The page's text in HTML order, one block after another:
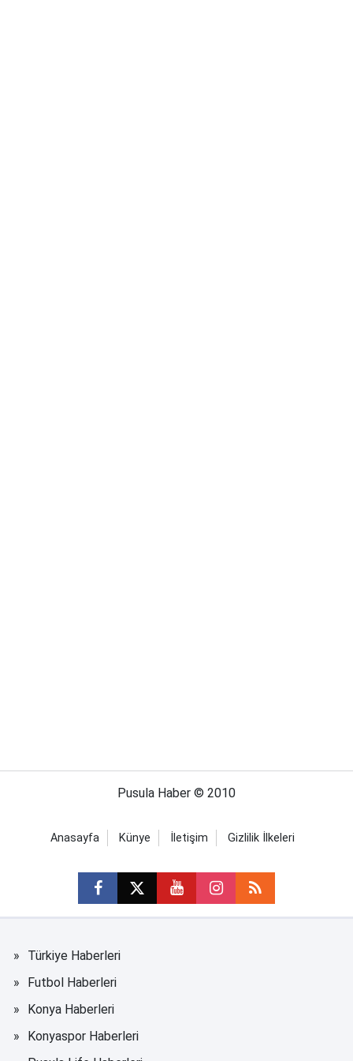
Pusula Haber © 2010
Anasayfa Künye İletişim Gizlilik İlkeleri
Türkiye Haberleri
Futbol Haberleri
Konya Haberleri
Konyaspor Haberleri